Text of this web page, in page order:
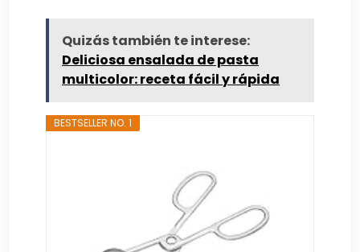
Quizás también te interese:
Deliciosa ensalada de pasta
multicolor: receta fácil y rápida
BESTSELLER NO. 1